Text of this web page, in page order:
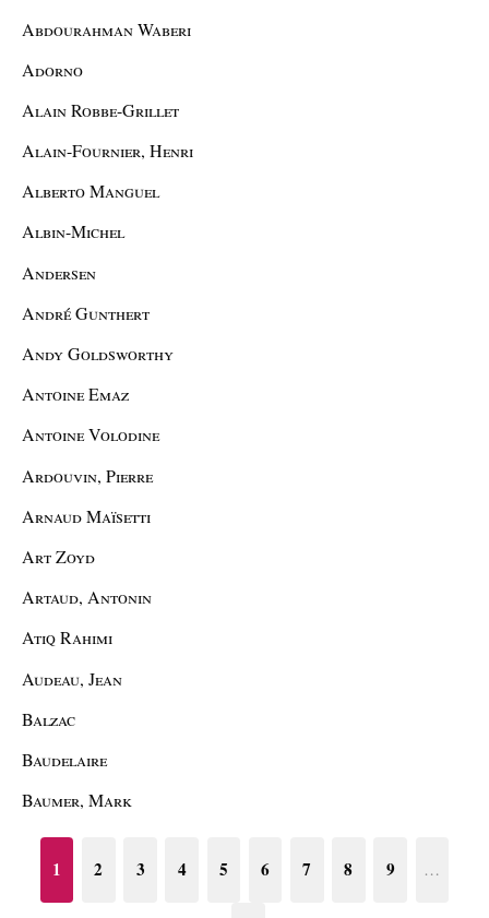
Abdourahman Waberi
Adorno
Alain Robbe-Grillet
Alain-Fournier, Henri
Alberto Manguel
Albin-Michel
Andersen
André Gunthert
Andy Goldsworthy
Antoine Emaz
Antoine Volodine
Ardouvin, Pierre
Arnaud Maïsetti
Art Zoyd
Artaud, Antonin
Atiq Rahimi
Audeau, Jean
Balzac
Baudelaire
Baumer, Mark
1 2 3 4 5 6 7 8 9 …